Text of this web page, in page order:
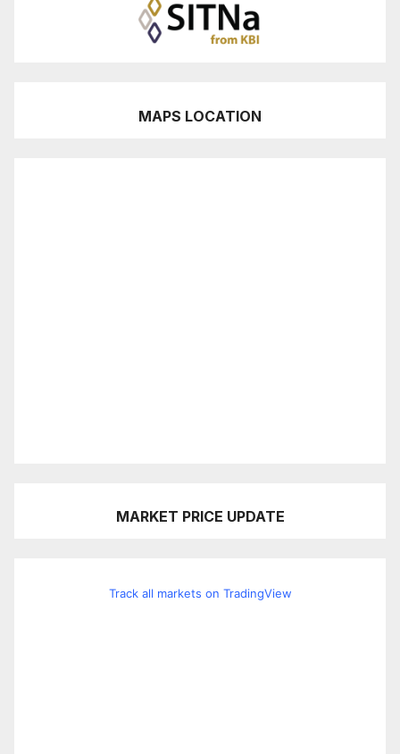
MAPS LOCATION
MARKET PRICE UPDATE
Track all markets on TradingView